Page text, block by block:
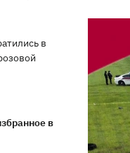
в
в